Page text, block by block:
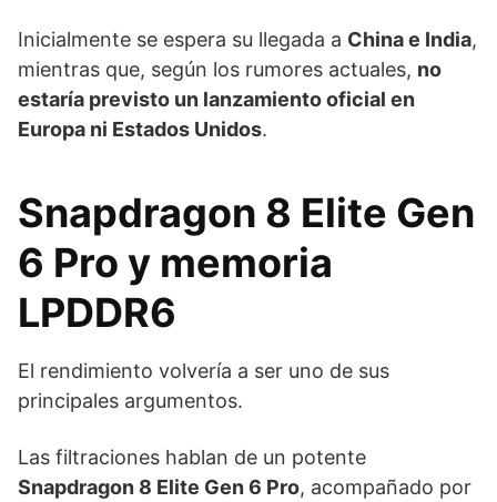
Inicialmente se espera su llegada a China e India,
mientras que, según los rumores actuales, no
estaría previsto un lanzamiento oficial en
Europa ni Estados Unidos.
Snapdragon 8 Elite Gen
6 Pro y memoria
LPDDR6
El rendimiento volvería a ser uno de sus
principales argumentos.
Las filtraciones hablan de un potente
Snapdragon 8 Elite Gen 6 Pro, acompañado por